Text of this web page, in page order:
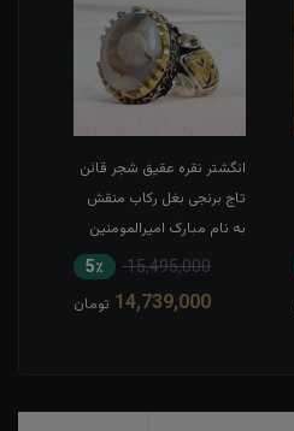
انگشتر نقره عقیق شجر قائن
تاج برنجی بغل رکاب منقش
به نام مبارک امیرالمومنین
15,495,000 5٪
14,739,000 تومان